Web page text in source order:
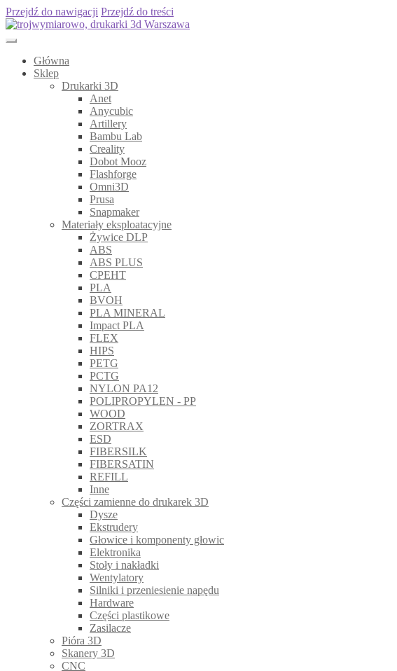
Przejdź do nawigacji Przejdź do treści
Główna
Sklep
Drukarki 3D
Anet
Anycubic
Artillery
Bambu Lab
Creality
Dobot Mooz
Flashforge
Omni3D
Prusa
Snapmaker
Materiały eksploatacyjne
Żywice DLP
ABS
ABS PLUS
CPEHT
PLA
BVOH
PLA MINERAL
Impact PLA
FLEX
HIPS
PETG
PCTG
NYLON PA12
POLIPROPYLEN - PP
WOOD
ZORTRAX
ESD
FIBERSILK
FIBERSATIN
REFILL
Inne
Części zamienne do drukarek 3D
Dysze
Ekstrudery
Głowice i komponenty głowic
Elektronika
Stoły i nakładki
Wentylatory
Silniki i przeniesienie napędu
Hardware
Części plastikowe
Zasilacze
Pióra 3D
Skanery 3D
CNC